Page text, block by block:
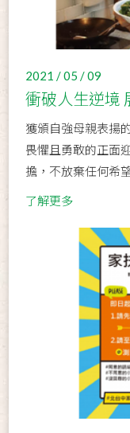
2021 / 05 / 09
衝破人生逆境
獲頒自強母親表揚
畏懼且勇敢的正面
擔，不放棄任何希
了解更多